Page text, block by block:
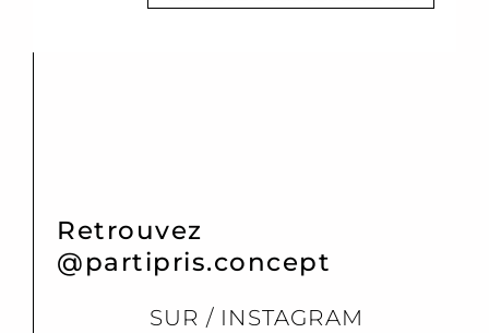
Retrouvez
@partipris.concept
SUR / INSTAGRAM